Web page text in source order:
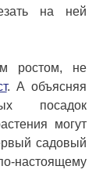
на ней
ростом, не
. А объясняя
посадок
могут
садовый
настоящему